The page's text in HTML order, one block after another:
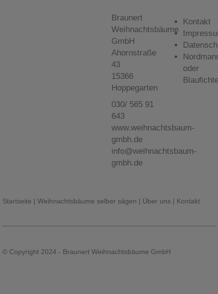
Braunert
Weihnachtsbäume
GmbH
Ahornstraße
43
15366
Hoppegarten
030/ 565 91
643
www.weihnachtsbaum-
gmbh.de
info@weihnachtsbaum-
gmbh.de
Kontakt
oder
Startseite | Weihnachtsbäume selber sägen | Über uns | Kontakt
© Copyright 2024 - Braunert Weihnachtsbäume GmbH